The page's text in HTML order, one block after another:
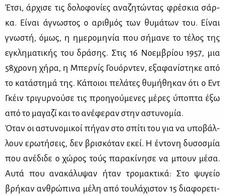
Έτσι, άρ­χι­σε τις δο­λο­φο­νί­ες ανα­ζη­τώ­ντας φρέ­σκια σάρ­
κα. Εί­ναι άγνω­στος ο αριθ­μός των θυ­μά­των του. Εί­ναι
γνω­στή, όμως, η ημε­ρο­μη­νία που σή­μα­νε το τέ­λος της
εγκλη­μα­τι­κής του δρά­σης. Στις 16 Νο­εμ­βρί­ου 1957, μια
58χρο­νη χή­ρα, η Μπερ­νίς Γουόρ­ντεν, εξα­φα­νί­στη­κε από
το κα­τά­στη­μά της. Κά­ποιοι πε­λά­τες θυ­μή­θη­καν ότι ο Εντ
Γκέιν τρι­γυρ­νού­σε τις προη­γού­με­νες μέ­ρες ύπο­πτα έξω
από το μα­γα­ζί και το ανέ­φε­ραν στην αστυ­νο­μία.
Όταν οι αστυ­νο­μι­κοί πή­γαν στο σπί­τι του για να υπο­βάλ­
λουν ερω­τή­σεις, δεν βρι­σκό­ταν εκεί. Η έντο­νη δυ­σο­σμία
που ανέ­δι­δε ο χώ­ρος τούς πα­ρα­κί­νη­σε να μπουν μέ­σα.
Αυ­τά που ανα­κά­λυ­ψαν ήταν τρο­μα­κτι­κά: Στο ψυ­γείο
βρή­καν αν­θρώ­πι­να μέ­λη από του­λά­χι­στον 15 δια­φο­ρε­τι­